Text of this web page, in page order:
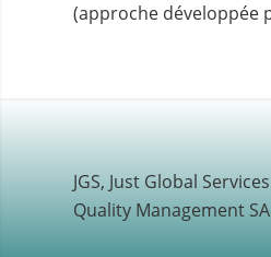
(approche développée
JGS, Just Global
Quality Management SA